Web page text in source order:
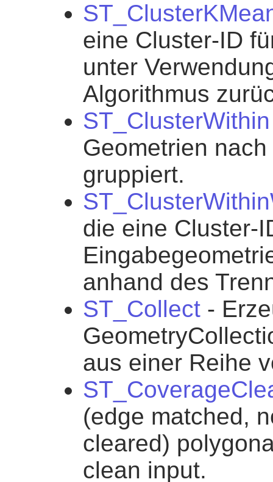
eine Cluster-ID
unter
Algorithmus
ST_ClusterWithin
Geometrien
gruppiert.
die eine Cluster-
anhand des
ST_Collect -
aus einer Reihe
(edge matched,
cleared)
clean input.